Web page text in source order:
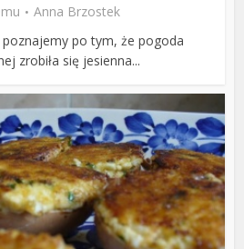
Anna Brzostek
po tym, że pogoda
zrobiła się jesienna...